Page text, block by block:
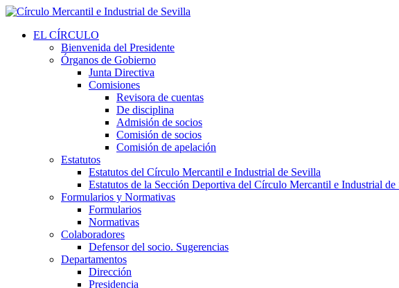
EL CÍRCULO
Bienvenida del Presidente
Órganos de Gobierno
Junta Directiva
Comisiones
Revisora de cuentas
De disciplina
Admisión de socios
Comisión de socios
Comisión de apelación
Estatutos
Estatutos del Círculo Mercantil e Industrial de Sevilla
Estatutos de la Sección Deportiva del Círculo Mercantil e Industrial de
Formularios y Normativas
Formularios
Normativas
Colaboradores
Defensor del socio. Sugerencias
Departamentos
Dirección
Presidencia